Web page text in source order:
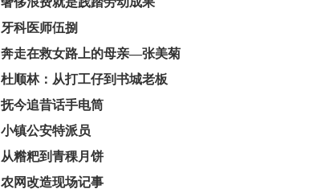
牙科医师伍捌
奔走在救女路上的母亲—张美菊
杜顺林：从打工仔到书城老板
抚今追昔话手电筒
小镇公安特派员
从糌粑到青稞月饼
农网改造现场记事